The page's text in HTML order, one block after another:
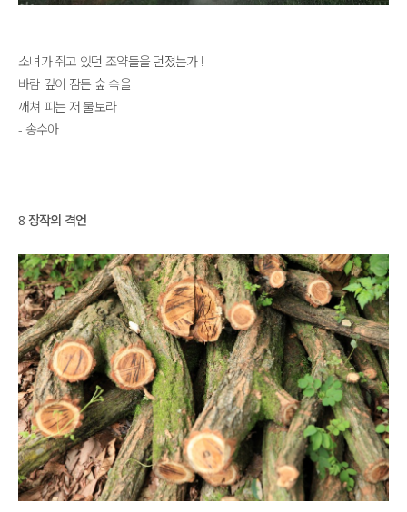
소녀가 쥐고 있던 조약돌을 던졌는가 !
바람 깊이 잠든 숲 속을
깨쳐 피는 저 물보라​
- 송수아
8 장작의 격언